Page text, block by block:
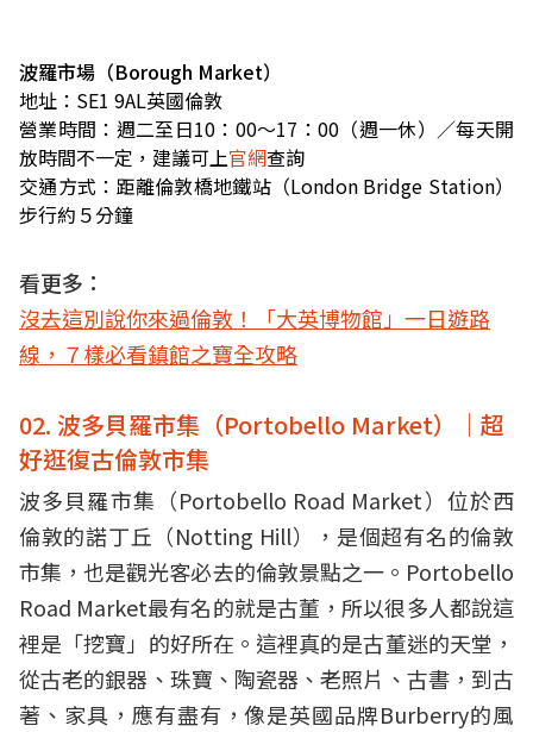
波羅市場（Borough Market）
地址：SE1 9AL英國倫敦
營業時間：週二至日10：00～17：00（週一休）／每天開
放時間不一定，建議可上官網查詢
交通方式：距離倫敦橋地鐵站（London Bridge Station）
步行約５分鐘
看更多：
沒去這別說你來過倫敦！「大英博物館」一日遊路
線，７樣必看鎮館之寶全攻略
02. 波多貝羅市集（Portobello Market）｜超
好逛復古倫敦市集
波多貝羅市集（Portobello Road Market）位於西
倫敦的諾丁丘（Notting Hill），是個超有名的倫敦
市集，也是觀光客必去的倫敦景點之一。Portobello
Road Market最有名的就是古董，所以很多人都說這
裡是「挖寶」的好所在。這裡真的是古董迷的天堂，
從古老的銀器、珠寶、陶瓷器、老照片、古書，到古
著、家具，應有盡有，像是英國品牌Burberry的風